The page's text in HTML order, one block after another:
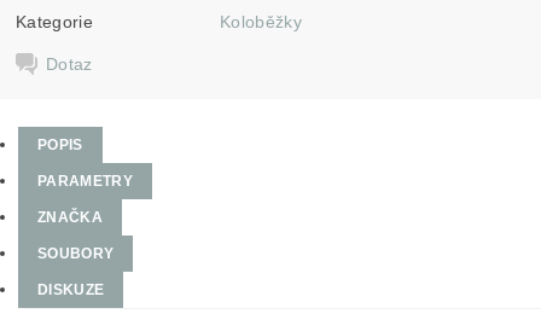
Kategorie Koloběžky
Dotaz
POPIS
PARAMETRY
ZNAČKA
SOUBORY
DISKUZE